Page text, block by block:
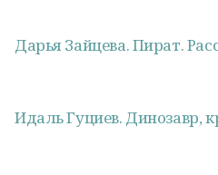
Дарья Зайцева. Пират.
Идаль Гуциев. Динозавр,